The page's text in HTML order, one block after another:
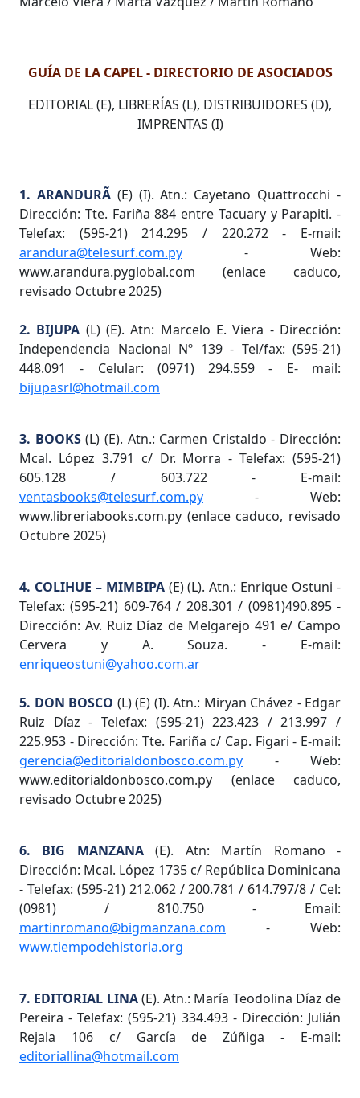
GUÍA DE LA CAPEL - DIRECTORIO DE ASOCIADOS
EDITORIAL (E), LIBRERÍAS (L), DISTRIBUIDORES (D),
IMPRENTAS (I)
1. ARANDURÃ (E) (I). Atn.: Cayetano Quattrocchi -
Dirección: Tte. Fariña 884 entre Tacuary y Parapiti. -
Telefax: (595-21) 214.295 / 220.272 - E-mail:
arandura@telesurf.com.py - Web:
www.arandura.pyglobal.com (enlace caduco,
revisado Octubre 2025)
2. BIJUPA (L) (E). Atn: Marcelo E. Viera - Dirección:
Independencia Nacional Nº 139 - Tel/fax: (595-21)
448.091 - Celular: (0971) 294.559 - E- mail:
bijupasrl@hotmail.com
3. BOOKS(L) (E). Atn.: Carmen Cristaldo - Dirección:
Mcal. López 3.791 c/ Dr. Morra - Telefax: (595-21)
605.128 / 603.722 - E-mail:
ventasbooks@telesurf.com.py - Web:
www.libreriabooks.com.py (enlace caduco, revisado
Octubre 2025)
4. COLIHUE – MIMBIPA (E) (L). Atn.: Enrique Ostuni -
Telefax: (595-21) 609-764 / 208.301 / (0981)490.895 -
Dirección: Av. Ruiz Díaz de Melgarejo 491 e/ Campo
Cervera y A. Souza. - E-mail:
enriqueostuni@yahoo.com.ar
5. DON BOSCO (L) (E) (I). Atn.: Miryan Chávez - Edgar
Ruiz Díaz - Telefax: (595-21) 223.423 / 213.997 /
225.953 - Dirección: Tte. Fariña c/ Cap. Figari - E-mail:
gerencia@editorialdonbosco.com.py - Web:
www.editorialdonbosco.com.py (enlace caduco,
revisado Octubre 2025)
6. BIG MANZANA(E). Atn: Martín Romano -
Dirección: Mcal. López 1735 c/ República Dominicana
- Telefax: (595-21) 212.062 / 200.781 / 614.797/8 / Cel:
(0981) / 810.750 - Email:
martinromano@bigmanzana.com - Web:
www.tiempodehistoria.org
7. EDITORIAL LINA(E). Atn.: María Teodolina Díaz de
Pereira - Telefax: (595-21) 334.493 - Dirección: Julián
Rejala 106 c/ García de Zúñiga - E-mail:
editoriallina@hotmail.com